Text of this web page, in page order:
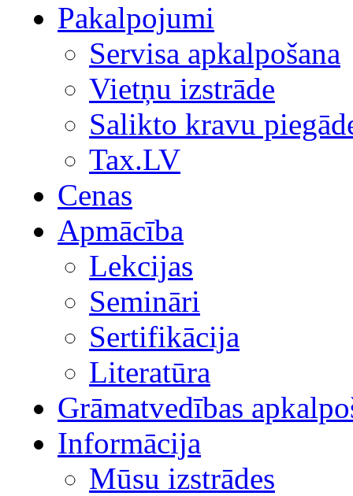
Pakalpojumi
Servisa apkalpošana
Vietņu izstrāde
Salikto kravu
Tax.LV
Cenas
Apmācība
Lekcijas
Semināri
Sertifikācija
Literatūra
Grāmatvedības
Informācija
Mūsu izstrādes